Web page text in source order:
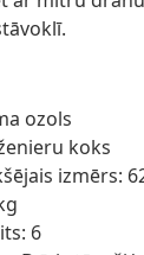
ozols
koks
izmērs:
6